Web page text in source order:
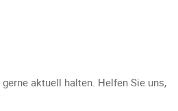
aktuell halten. Helfen Sie uns,